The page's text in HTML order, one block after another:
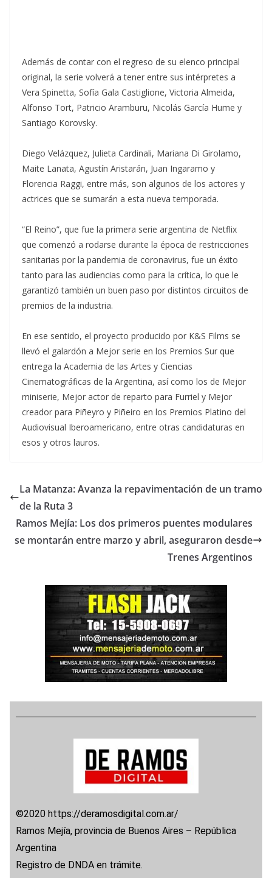
Además de contar con el regreso de su elenco principal
original, la serie volverá a tener entre sus intérpretes a
Vera Spinetta, Sofía Gala Castiglione, Victoria Almeida,
Alfonso Tort, Patricio Aramburu, Nicolás García Hume y
Santiago Korovsky.
Diego Velázquez, Julieta Cardinali, Mariana Di Girolamo,
Maite Lanata, Agustín Aristarán, Juan Ingaramo y
Florencia Raggi, entre más, son algunos de los actores y
actrices que se sumarán a esta nueva temporada.
“El Reino”, que fue la primera serie argentina de Netflix
que comenzó a rodarse durante la época de restricciones
sanitarias por la pandemia de coronavirus, fue un éxito
tanto para las audiencias como para la crítica, lo que le
garantizó también un buen paso por distintos circuitos de
premios de la industria.
En ese sentido, el proyecto producido por K&S Films se
llevó el galardón a Mejor serie en los Premios Sur que
entrega la Academia de las Artes y Ciencias
Cinematográficas de la Argentina, así como los de Mejor
miniserie, Mejor actor de reparto para Furriel y Mejor
creador para Piñeyro y Piñeiro en los Premios Platino del
Audiovisual Iberoamericano, entre otras candidaturas en
esos y otros lauros.
La Matanza: Avanza la repavimentación de un tramo
de la Ruta 3
Ramos Mejía: Los dos primeros puentes modulares
se montarán entre marzo y abril, aseguraron desde
Trenes Argentinos
©2020 https://deramosdigital.com.ar/
Ramos Mejía, provincia de Buenos Aires – República
Argentina
Registro de DNDA en trámite.